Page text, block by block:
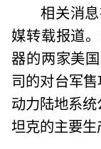
相关消
媒转载报道
器的两家美
司的对台军
动力陆地系
坦克的主要生